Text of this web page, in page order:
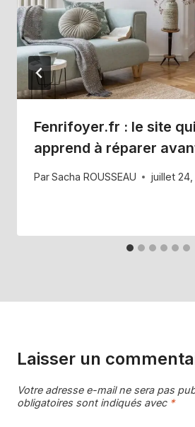
Fenrifoyer.fr : le site
apprend à réparer
ParSacha ROUSSEAU juillet
Laisser un
Votre adresse e-mail ne sera pas
obligatoires sont indiqués avec *